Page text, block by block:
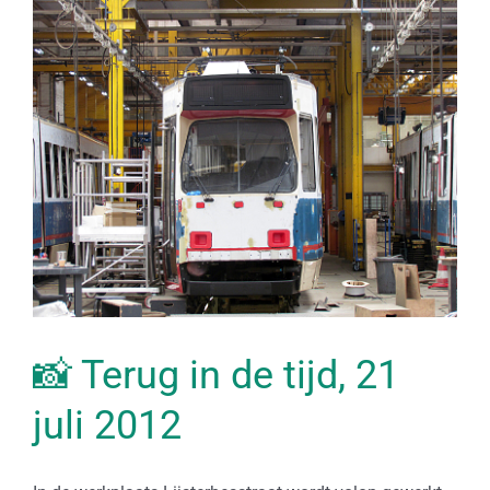
📸 Terug in de tijd, 21
juli 2012